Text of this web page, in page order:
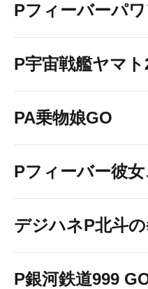
Pフィーバーパ
P宇宙戦艦ヤマ
PA乗物娘GO
Pフィーバー彼
デジハネP北斗
P銀河鉄道999